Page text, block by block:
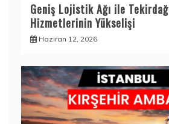
Geniş Lojistik Ağı ile
Hizmetlerinin Yükselişi
Haziran 12, 2026